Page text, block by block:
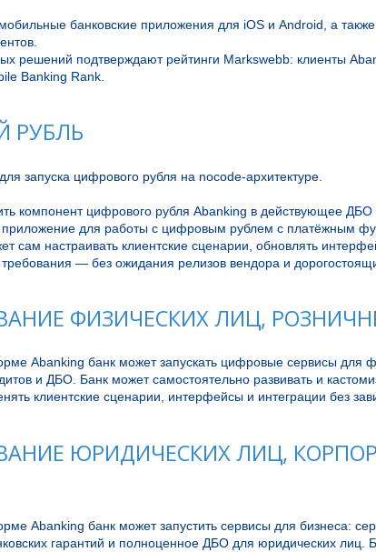
банковские приложения для iOS и Android, а
решений подтверждают рейтинги Markswebb: клиенты
Banking Rank.
РУБЛЬ
запуска цифрового рубля на nocode-архитектуре.
компонент цифрового рубля Abanking в действующее ДБО
приложение для работы с цифровым рублем с платёжным
сам настраивать клиентские сценарии, обновлять
— без ожидания релизов вендора и
ФИЗИЧЕСКИХ ЛИЦ,
Abanking банк может запускать цифровые сервисы для
и ДБО. Банк может самостоятельно развивать и
клиентские сценарии, интерфейсы и интеграции без
ЮРИДИЧЕСКИХ ЛИЦ,
Abanking банк может запустить сервисы для бизнеса:
гарантий и полноценное ДБО для юридических лиц.